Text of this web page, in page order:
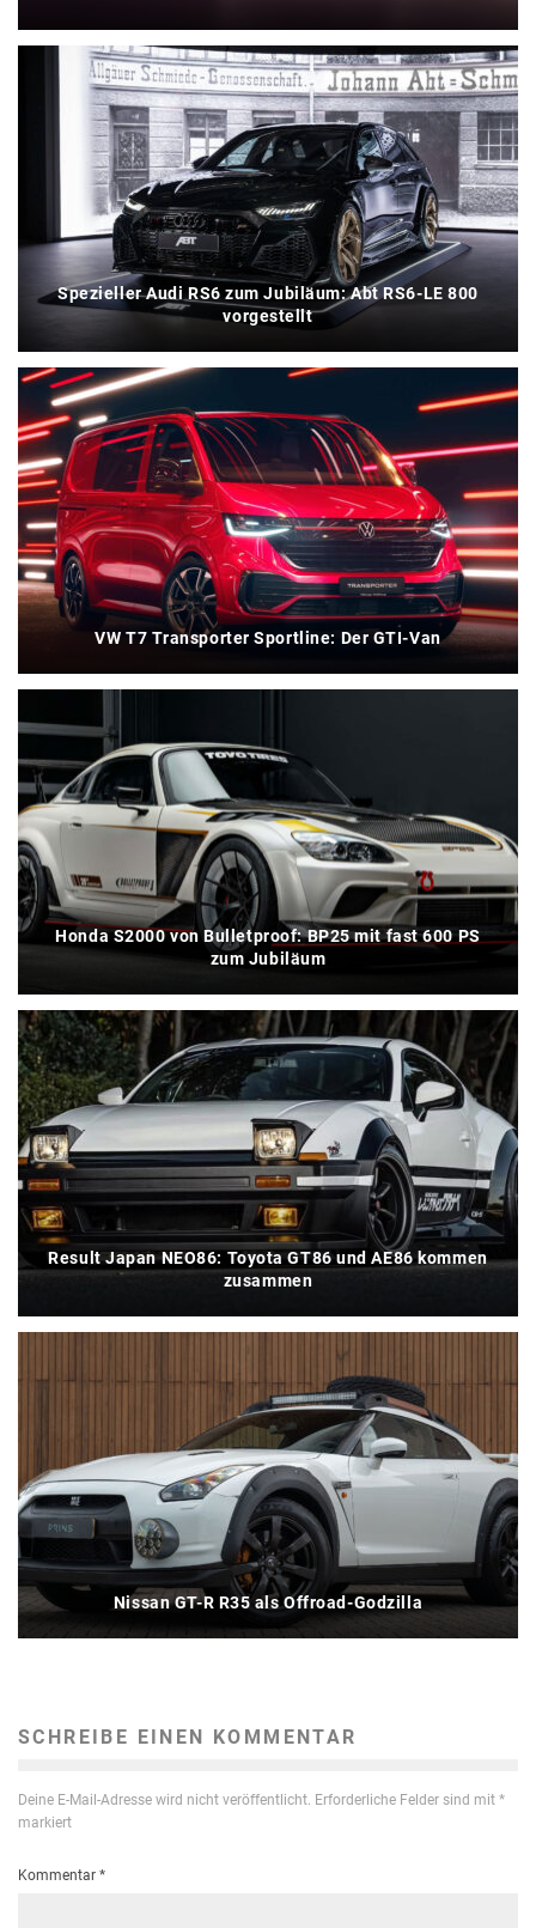
Spezieller Audi RS6 zum Jubiläum: Abt RS6-LE 800
vorgestellt
VW T7 Transporter Sportline: Der GTI-Van
Honda S2000 von Bulletproof: BP25 mit fast 600 PS
zum Jubiläum
Result Japan NEO86: Toyota GT86 und AE86 kommen
zusammen
Nissan GT-R R35 als Offroad-Godzilla
SCHREIBE EINEN KOMMENTAR
Deine E-Mail-Adresse wird nicht veröffentlicht. Erforderliche Felder sind mit *
markiert
Kommentar *